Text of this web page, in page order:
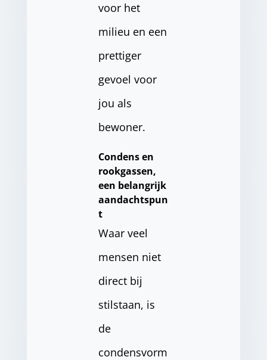
voor het
milieu en een
prettiger
gevoel voor
jou als
bewoner.
Condens en
rookgassen,
een belangrijk
aandachtspun
t
Waar veel
mensen niet
direct bij
stilstaan, is
de
condensvorm